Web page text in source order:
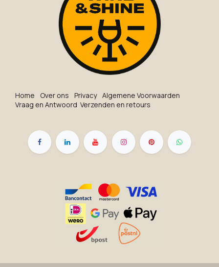
Ho​me O​ve​r on​s Privacy Algemene Voorwaarden
Vraag en Antwoord Verzenden en retours